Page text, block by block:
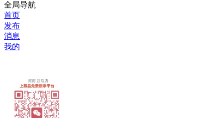
全局导航
首页
发布
消息
我的